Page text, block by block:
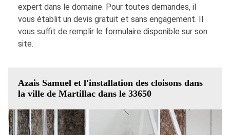
expert dans le domaine. Pour toutes demandes, il
vous établit un devis gratuit et sans engagement. Il
vous suffit de remplir le formulaire disponible sur son
site.
Azais Samuel et l'installation des cloisons dans
la ville de Martillac dans le 33650